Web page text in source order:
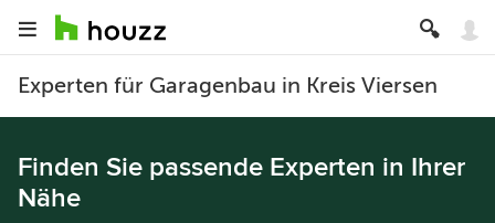
Experten für Garagenbau in Kreis Viersen
Finden Sie passende Experten in Ihrer
Nähe